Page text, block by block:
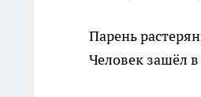
Парень
Человек зашёл